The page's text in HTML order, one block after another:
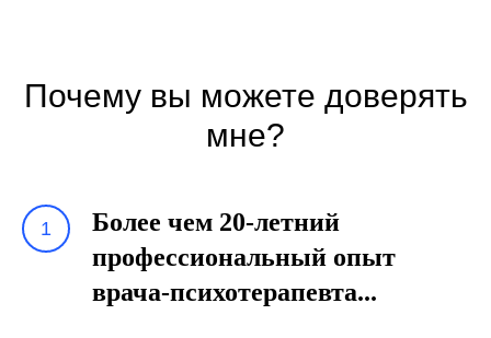
Почему вы можете доверять
мне?
Более чем 20-летний
профессиональный опыт
врача-психотерапевта...